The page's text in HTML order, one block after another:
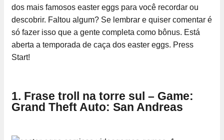
dos mais famosos easter eggs para você recordar ou
descobrir. Faltou algum? Se lembrar e quiser comentar é
só fazer isso que a gente completa como bônus. Está
aberta a temporada de caça dos easter eggs. Press
Start!
1. Frase troll na torre sul – Game:
Grand Theft Auto: San Andreas